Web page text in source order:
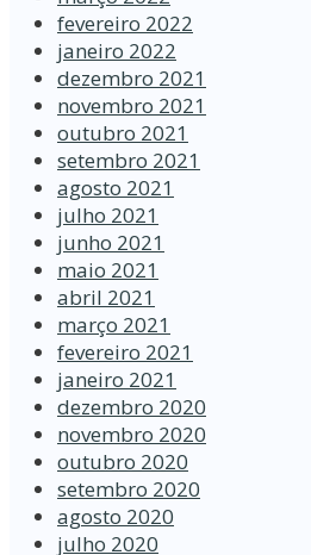
fevereiro 2022
janeiro 2022
dezembro 2021
novembro 2021
outubro 2021
setembro 2021
agosto 2021
julho 2021
junho 2021
maio 2021
abril 2021
março 2021
fevereiro 2021
janeiro 2021
dezembro 2020
novembro 2020
outubro 2020
setembro 2020
agosto 2020
julho 2020